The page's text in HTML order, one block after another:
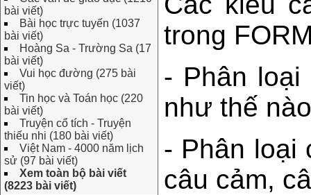
bài viết)
Bài học trực tuyến (1037
bài viết)
Hoàng Sa - Trường Sa (17
bài viết)
Vui học đường (275 bài
viết)
Tin học và Toán học (220
bài viết)
Truyện cổ tích - Truyện
thiếu nhi (180 bài viết)
Việt Nam - 4000 năm lịch
sử (97 bài viết)
Xem toàn bộ bài viết
(8223 bài viết)
trong
- Phân
như thế
- Phân loại
câu cảm,